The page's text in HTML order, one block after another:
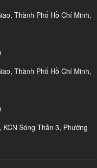
Thành Phố Hồ Chí Minh,
Thành Phố Hồ Chí Minh,
Sóng Thần 3, Phường